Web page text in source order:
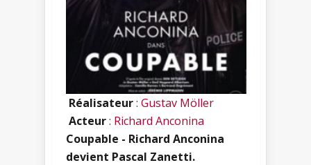
Réalisateur: Gustav Möller
Acteur: Richard Anconina
Coupable - Richard Anconina
devient Pascal Zanetti.